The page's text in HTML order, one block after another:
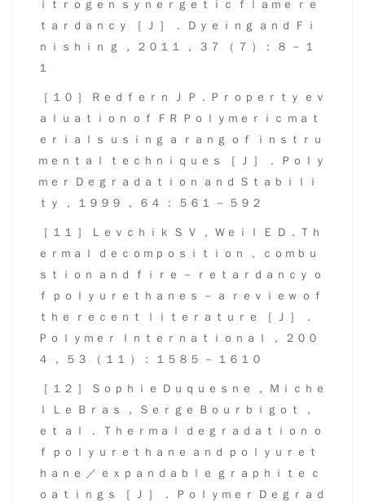
ｉｔｒｏｇｅｎ ｓｙｎｅｒｇｅｔｉｃ ｆｌａｍｅ ｒｅ
ｔａｒｄａｎｃｙ ［ Ｊ ］ ． Ｄｙｅｉｎｇ ａｎｄ Ｆｉ
ｎｉｓｈｉｎ ｇ ， ２０１１ ， ３７ （ ７ ）： ８ － １
１
［ １０ ］ Ｒｅｄｆｅｒｎ Ｊ Ｐ．Ｐｒｏｐｅｒｔｙ ｅｖ
ａｌｕａｔｉｏｎ ｏｆ ＦＲ Ｐｏｌｙｍｅｒｉｃ ｍａｔ
ｅｒｉａｌｓ ｕｓｉｎｇ ａ ｒａｎｇ ｏｆ ｉｎｓｔｒｕ
ｍｅｎｔａｌ ｔｅｃｈｎｉｑｕｅｓ ［ Ｊ ］ ． Ｐｏｌｙ
ｍｅｒ Ｄｅｇｒａｄａｔｉｏｎ ａｎｄ Ｓｔａｂｉｌｉ
ｔｙ ， １９９９ ， ６４ ： ５６１ － ５９２
［ １１ ］ Ｌｅｖｃｈｉｋ Ｓ Ｖ ， Ｗｅｉｌ Ｅ Ｄ．Ｔｈ
ｅｒｍａｌ ｄｅｃｏｍｐｏｓｉｔｉｏｎ ， ｃｏｍｂｕ
ｓｔｉｏｎ ａｎｄ ｆｉｒｅ － ｒｅｔａｒｄａｎｃｙ ｏ
ｆ ｐｏｌｙｕｒｅｔｈａｎｅｓ － ａ ｒｅｖｉｅｗ ｏｆ
ｔｈｅ ｒｅｃｅｎｔ ｌｉｔｅｒａｔｕｒｅ ［ Ｊ ］ ．
Ｐｏｌｙｍｅｒ Ｉｎｔｅｒｎａｔｉｏｎａｌ ， ２００
４ ， ５３ （ １１ ）： １５８５ － １６１０
［ １２ ］ Ｓｏｐｈｉｅ Ｄｕｑｕｅｓｎｅ ， Ｍｉｃｈｅ
ｌ Ｌｅ Ｂｒａｓ ， Ｓｅｒｇｅ Ｂｏｕｒｂｉｇｏｔ ，
ｅｔ ａｌ ． Ｔｈｅｒｍａｌ ｄｅｇｒａｄａｔｉｏｎ ｏ
ｆ ｐｏｌｙｕｒｅｔｈａｎｅ ａｎｄ ｐｏｌｙｕｒｅｔ
ｈａｎｅ ／ ｅｘｐａｎｄａｂｌｅ ｇｒａｐｈｉｔｅ ｃ
ｏａｔｉｎｇｓ ［ Ｊ ］ ． Ｐｏｌｙｍｅｒ Ｄｅｇｒａｄ